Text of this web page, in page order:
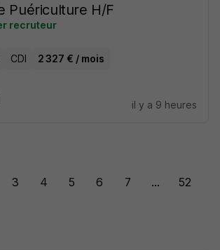
Puériculture H/F
recruteur
CDI 2 327 € / mois
il y a 9 heures
3 4 5 6 7 ... 52